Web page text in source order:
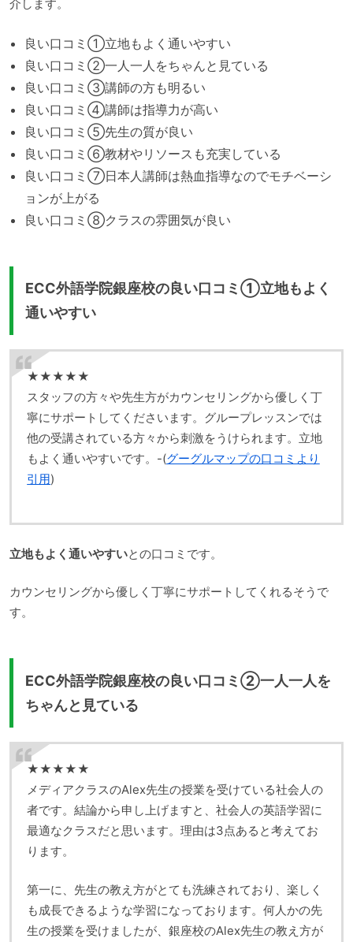
介します。
良い口コミ①立地もよく通いやすい
良い口コミ②一人一人をちゃんと見ている
良い口コミ③講師の方も明るい
良い口コミ④講師は指導力が高い
良い口コミ⑤先生の質が良い
良い口コミ⑥教材やリソースも充実している
良い口コミ⑦日本人講師は熱血指導なのでモチベーシ
ョンが上がる
良い口コミ⑧クラスの雰囲気が良い
ECC外語学院銀座校の良い口コミ①立地もよく
通いやすい
★★★★★
スタッフの方々や先生方がカウンセリングから優しく丁
寧にサポートしてくださいます。グループレッスンでは
他の受講されている方々から刺激をうけられます。立地
もよく通いやすいです。-(グーグルマップの口コミより
引用)
立地もよく通いやすいとの口コミです。
カウンセリングから優しく丁寧にサポートしてくれるそうで
す。
ECC外語学院銀座校の良い口コミ②一人一人を
ちゃんと見ている
★★★★★
メディアクラスのAlex先生の授業を受けている社会人の
者です。結論から申し上げますと、社会人の英語学習に
最適なクラスだと思います。理由は3点あると考えてお
ります。
第一に、先生の教え方がとても洗練されており、楽しく
も成長できるような学習になっております。何人かの先
生の授業を受けましたが、銀座校のAlex先生の教え方が